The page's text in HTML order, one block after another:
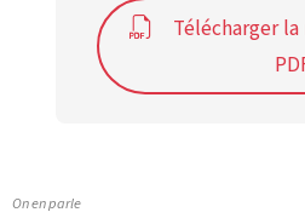
Télécharger
On en parle